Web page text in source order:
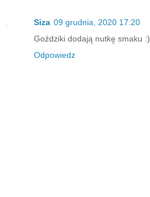
Siza 09 grudnia, 2020 17:20
Goździki dodają nutkę smaku :)
Odpowiedz